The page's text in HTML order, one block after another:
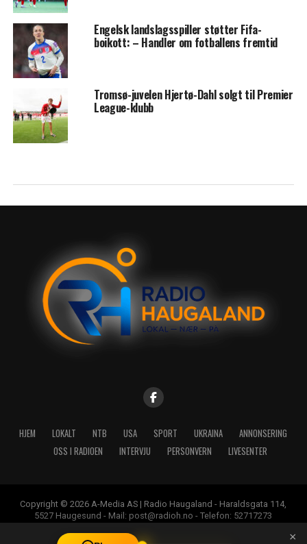
Engelsk landslagsspiller støtter Fifa-
boikott: – Handler om fotballens fremtid
Tromsø-juvelen Hjertø-Dahl solgt til Premier
League-klubb
HJEM LOKALT NTB USA SPORT UKRAINA
ANNONSERING
OSS I RADIOEN
INTERVJU PERSONVERN LIVESENTER
Copyright © 2026 A-Media AS | Radio Haugaland - Haraldsgata 114,
5527 Haugesund - Mail: post@radioh.no - Telefon: 52717273
×